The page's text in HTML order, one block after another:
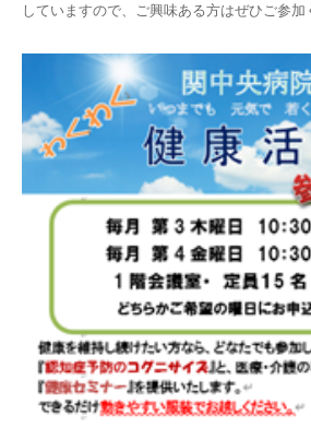
していますので、ご興味ある方はぜひご参加